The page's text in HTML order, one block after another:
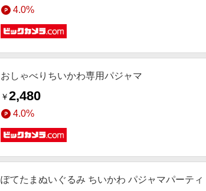
4.0%
おしゃべりちいかわ専用パジャマ
￥2,480
4.0%
ぽてたまぬいぐるみ ちいかわ パジャマパーティ